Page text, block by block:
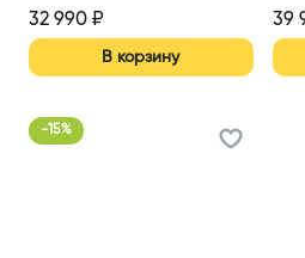
32 990 ₽
В корзину
39
- 15%